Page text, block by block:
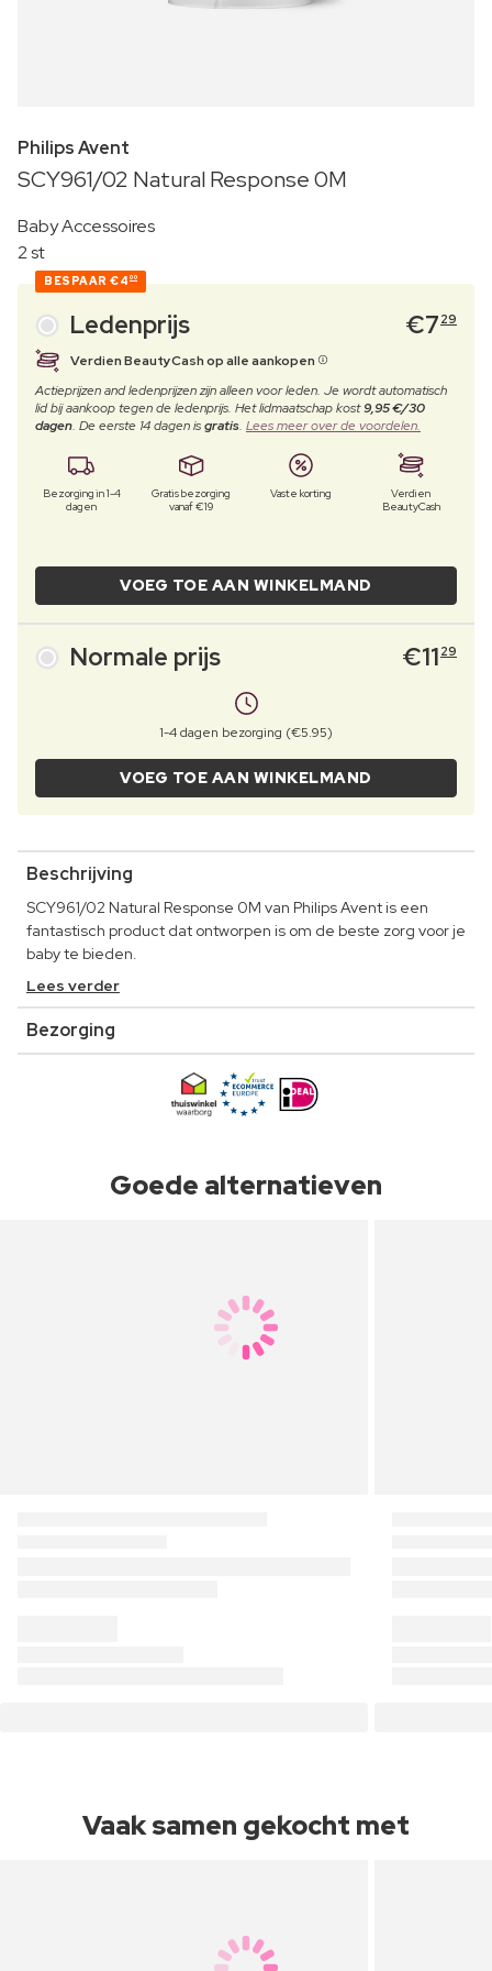
Philips Avent
SCY961/02 Natural Response 0M
Baby Accessoires
2 st
BESPAAR €4 00
Ledenprijs €7 29
Verdien BeautyCash op alle aankopen
Actieprijzen and ledenprijzen zijn alleen voor leden. Je wordt automatisch
lid bij aankoop tegen de ledenprijs. Het lidmaatschap kost9,95 €/30
dagen. De eerste 14 dagen isgratis. Lees meer over de voordelen.
Bezorging in 1-4
dagen
Gratis bezorging
vanaf €19
Vaste korting
Verdien
BeautyCash
VOEG TOE AAN WINKELMAND
Normale prijs €11 29
1-4 dagen bezorging (€5.95)
VOEG TOE AAN WINKELMAND
Beschrijving
SCY961/02 Natural Response 0M van Philips Avent is een
fantastisch product dat ontworpen is om de beste zorg voor je
baby te bieden.
Lees verder
Bezorging
Goede alternatieven
Vaak samen gekocht met